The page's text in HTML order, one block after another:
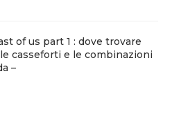
of us part 1 : dove trovare
casseforti e le combinazioni
–